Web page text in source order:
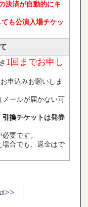
決済が自動的にキ
も公演入場チケッ
1回ま でお申し
申込みお願いしま
ールが届かない可
引換チケットは発券
要です。
合でも、返金はで